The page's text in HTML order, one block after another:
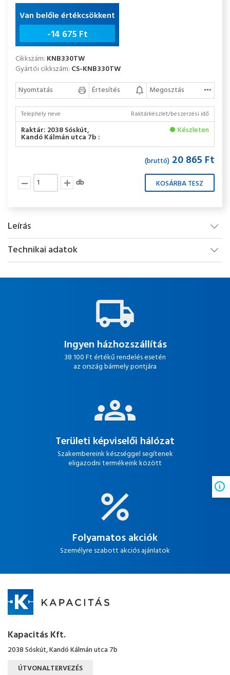
Van belőle értékcsökkent
-14 675 Ft
Cikkszám: KNB330TW
Gyártói cikkszám: CS-KNB330TW
Nyomtatás
Értesítés Megosztás
Telephely neve Raktárkészlet/beszerzési idő
Raktár: 2038 Sóskút,
Kandó Kálmán utca 7b :
Készleten
(bruttó) 20 865 Ft
db
Leírás
Technikai adatok
Ingyen házhozszállítás
38 100 Ft értékű rendelés esetén
az ország bármely pontjára
Területi képviselői hálózat
Szakembereink készséggel segítenek
eligazodni termékeink között
Folyamatos akciók
Személyre szabott akciós ajánlatok
Kapacitás Kft.
2038 Sóskút, Kandó Kálmán utca 7b
ÚTVONALTERVEZÉS